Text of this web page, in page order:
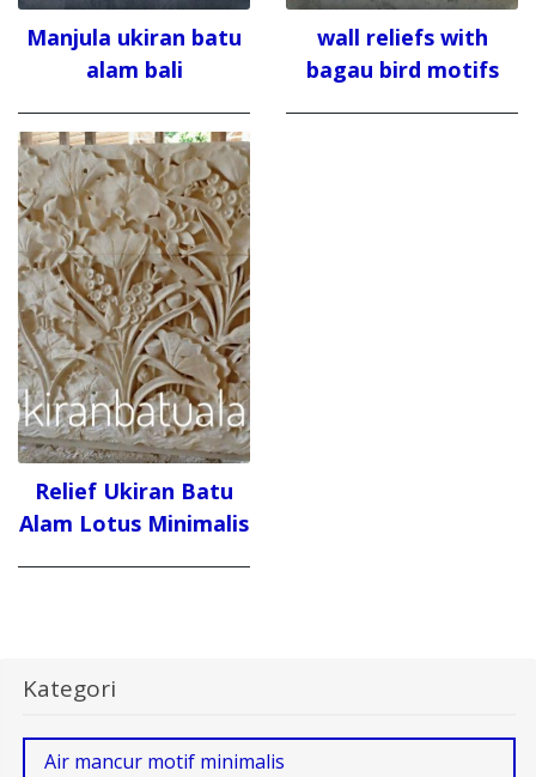
Manjula ukiran batu
alam bali
wall reliefs with
bagau bird motifs
Relief Ukiran Batu
Alam Lotus Minimalis
Kategori
Air mancur motif minimalis